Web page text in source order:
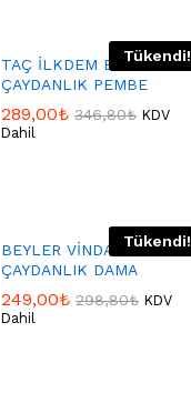
Tükendi!
TAÇ İLKDEM BÜYÜK BOY
ÇAYDANLIK PEMBE
289,00₺ 346,80₺ KDV
Dahil
Tükendi!
BEYLER VİNDAGE
ÇAYDANLIK DAMA
249,00₺ 298,80₺ KDV
Dahil